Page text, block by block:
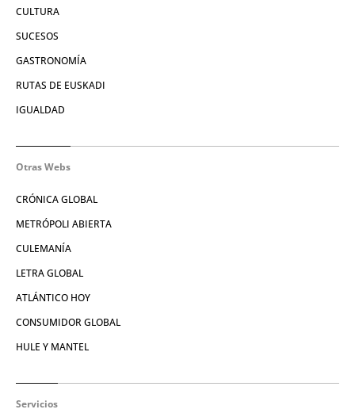
CULTURA
SUCESOS
GASTRONOMÍA
RUTAS DE EUSKADI
IGUALDAD
Otras Webs
CRÓNICA GLOBAL
METRÓPOLI ABIERTA
CULEMANÍA
LETRA GLOBAL
ATLÁNTICO HOY
CONSUMIDOR GLOBAL
HULE Y MANTEL
Servicios